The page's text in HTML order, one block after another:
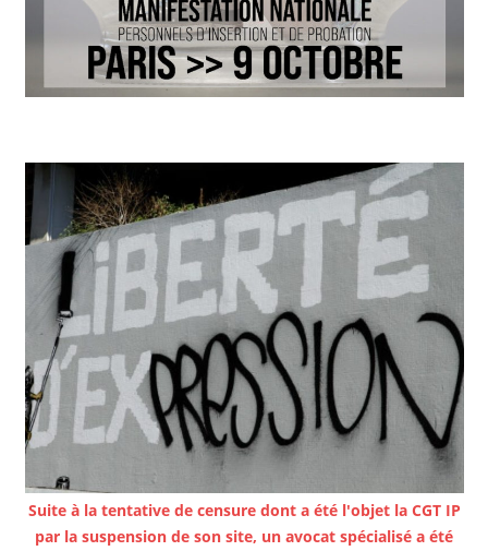
Suite à la tentative de censure dont a été l'objet la CGT IP
par la suspension de son site, un avocat spécialisé a été